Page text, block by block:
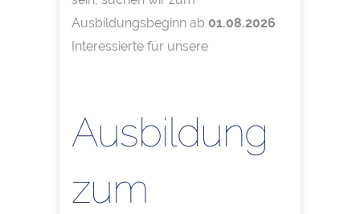
Ausbildungsbeginn ab 01.08.2026
Interessierte für unsere
Ausbildung
zum